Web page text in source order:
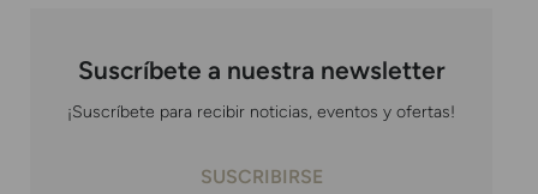
Suscríbete a nuestra newsletter
¡Suscríbete para recibir noticias, eventos y ofertas!
SUSCRIBIRSE